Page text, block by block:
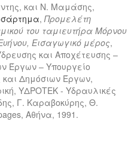
και Ν. Μαμάσης,
,Προμελέτη
του ταμιευτήρα Μόρνου
Εισαγωγικό μέρος,
και Αποχέτευσης –
Έργων – Υπουργείο
Δημόσιων Έργων,
ΥΔΡΟΤΕΚ - Υδραυλικές
Γ. Καραβοκύρης, Θ.
Αθήνα, 1991.